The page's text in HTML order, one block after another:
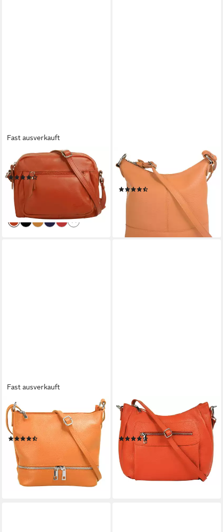
Fast ausverkauft
SAMANTHA LOOK
Umhängetasche, echt Leder
(64)
39,95 €
-43%
lieferbar - in 6-8 Werktagen bei dir
+4
CLUTY
Umhängetasche, echt Leder,
Made in Italy
39,95 €
lieferbar - in 6-8 Werktagen bei dir
Fast ausverkauft
CLUTY
Umhängetasche, echt Leder,
Made in Italy
36,95 € 59,90 €
-38%
lieferbar - in 6-8 Werktagen bei dir
SAMANTHA LOOK
Umhängetasche, echt Leder,
Made in Italy
69,95 €
lieferbar - in 6-8 Werktagen bei dir